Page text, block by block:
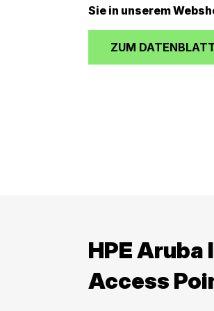
Sie in unserem
ZUM
HPE Aruba
Access